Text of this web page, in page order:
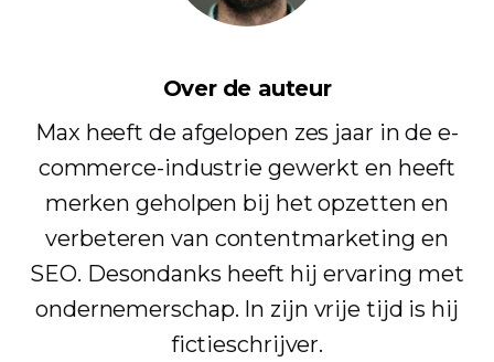
Over de auteur
Max heeft de afgelopen zes jaar in de e-
commerce-industrie gewerkt en heeft
merken geholpen bij het opzetten en
verbeteren van contentmarketing en
SEO. Desondanks heeft hij ervaring met
ondernemerschap. In zijn vrije tijd is hij
fictieschrijver.